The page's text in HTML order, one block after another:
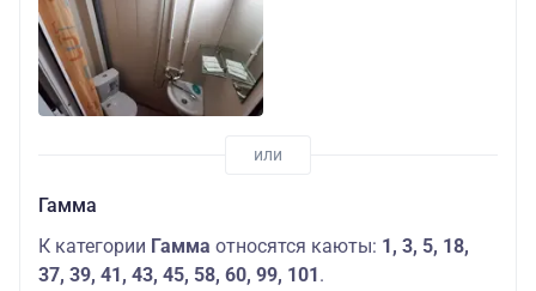
Гамма
К категории Гамма относятся каюты: 1, 3, 5, 18,
37, 39, 41, 43, 45, 58, 60, 99, 101 .